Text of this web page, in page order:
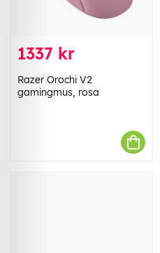
1337 kr
Razer Orochi V2
gamingmus, rosa